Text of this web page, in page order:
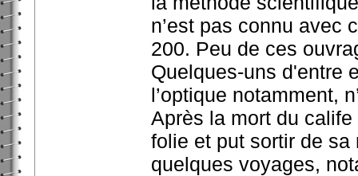
n’est pas connu avec
200. Peu de ces
Quelques-uns d'entre
l’optique notamment,
Après la mort du
folie et put sortir de sa
quelques voyages,